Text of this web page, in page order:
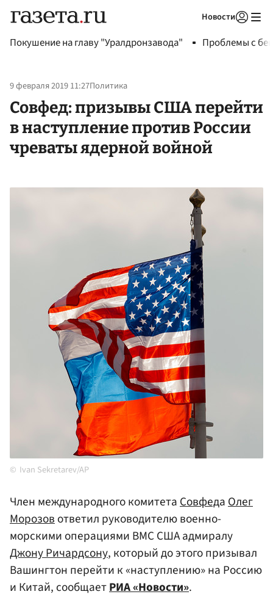
Новости
Покушение на главу "Уралдронзавода" Проблемы с
9 февраля 2019 11:27Политика
Совфед: призывы США перейти
в наступление против России
чреваты ядерной войной
Ivan Sekretarev/AP
Член международного комитетаСовфедаОлег
Морозовответил руководителю военно-
морскими операциями ВМС США адмиралу
Джону Ричардсону, который до этого призывал
Вашингтон перейти к «наступлению» на Россию
и Китай, сообщаетРИА «Новости».